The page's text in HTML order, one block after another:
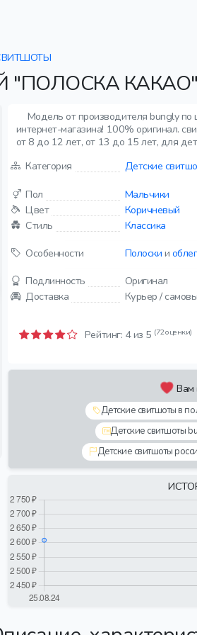
КАКАО"
Модель от производителя bungly
интернет-магазина! 100% оригинал.
от 8 до 12 лет, от 13 до 15 лет, для
Категория
Детские
Пол
Мальчики
Цвет
Коричневый
Стиль
Классика
Особенности
Полоски и
Подлинность
Оригинал
Доставка
Курьер /
Рейтинг: 4из 5 (72 оценки)
Вам
Детские свитшоты в
Детские свитшоты
Детские свитшоты